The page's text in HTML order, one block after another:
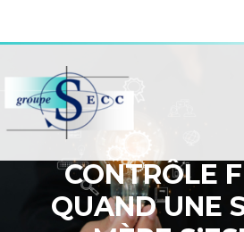
Aller
CONTRÔLE
QUAND UNE